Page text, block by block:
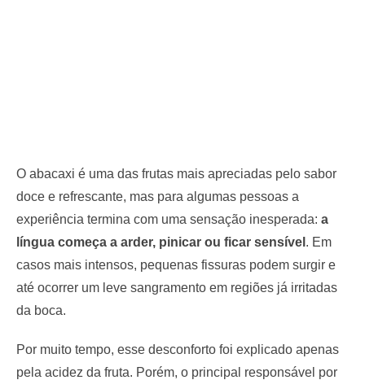
O abacaxi é uma das frutas mais apreciadas pelo sabor
doce e refrescante, mas para algumas pessoas a
experiência termina com uma sensação inesperada: a
língua começa a arder, pinicar ou ficar sensível . Em
casos mais intensos, pequenas fissuras podem surgir e
até ocorrer um leve sangramento em regiões já irritadas
da boca.
Por muito tempo, esse desconforto foi explicado apenas
pela acidez da fruta. Porém, o principal responsável por